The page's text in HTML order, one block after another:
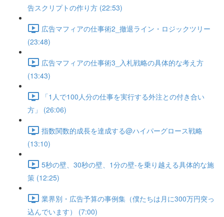
告スクリプトの作り方 (22:53)
広告マフィアの仕事術2_撤退ライン・ロジックツリー
(23:48)
広告マフィアの仕事術3_入札戦略の具体的な考え方
(13:43)
「1人で100人分の仕事を実行する外注との付き合い
方」 (26:06)
指数関数的成長を達成する@ハイパーグロース戦略
(13:10)
5秒の壁、30秒の壁、1分の壁-を乗り越える具体的な施
策 (12:25)
業界別・広告予算の事例集（僕たちは月に300万円突っ
込んでいます） (7:00)